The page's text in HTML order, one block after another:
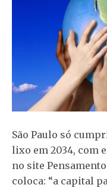
São Paulo só
lixo em 2034, com
no site Pensamento
coloca: “a capital